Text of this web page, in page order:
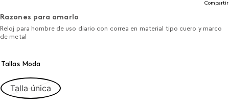
Compartir
Razones para amarlo
Reloj para hombre de uso diario con correa en material tipo cuero y marco
de metal
Tallas Moda
Talla única